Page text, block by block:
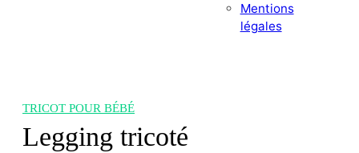
Mentions
légales
TRICOT POUR BÉBÉ
Legging tricoté